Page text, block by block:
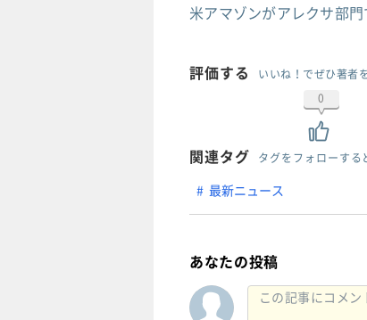
米アマゾンがアレクサ部
評価する
いいね！でぜひ著者
0
関連タグ タグをフォローする
最新ニュース
あなたの投稿